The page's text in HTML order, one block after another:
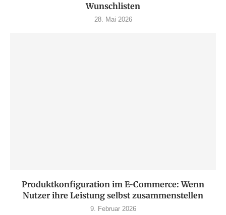
Wunschlisten
28. Mai 2026
Produktkonfiguration im E-Commerce: Wenn
Nutzer ihre Leistung selbst zusammenstellen
9. Februar 2026